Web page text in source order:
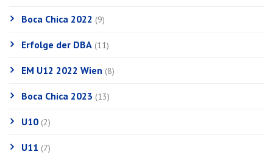
Boca Chica 2022 (9)
Erfolge der DBA (11)
EM U12 2022 Wien (8)
Boca Chica 2023 (13)
U10 (2)
U11 (7)